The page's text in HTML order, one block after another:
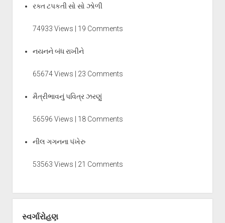
રક્ત ટપકતી સો સો ઝોળી
74933 Views | 19 Comments
નયનને બંધ રાખીને
65674 Views | 23 Comments
મૈત્રીભાવનું પવિત્ર ઝરણું
56596 Views | 18 Comments
નીલ ગગનના પંખેરુ
53563 Views | 21 Comments
સ્વર્ગારોહણ